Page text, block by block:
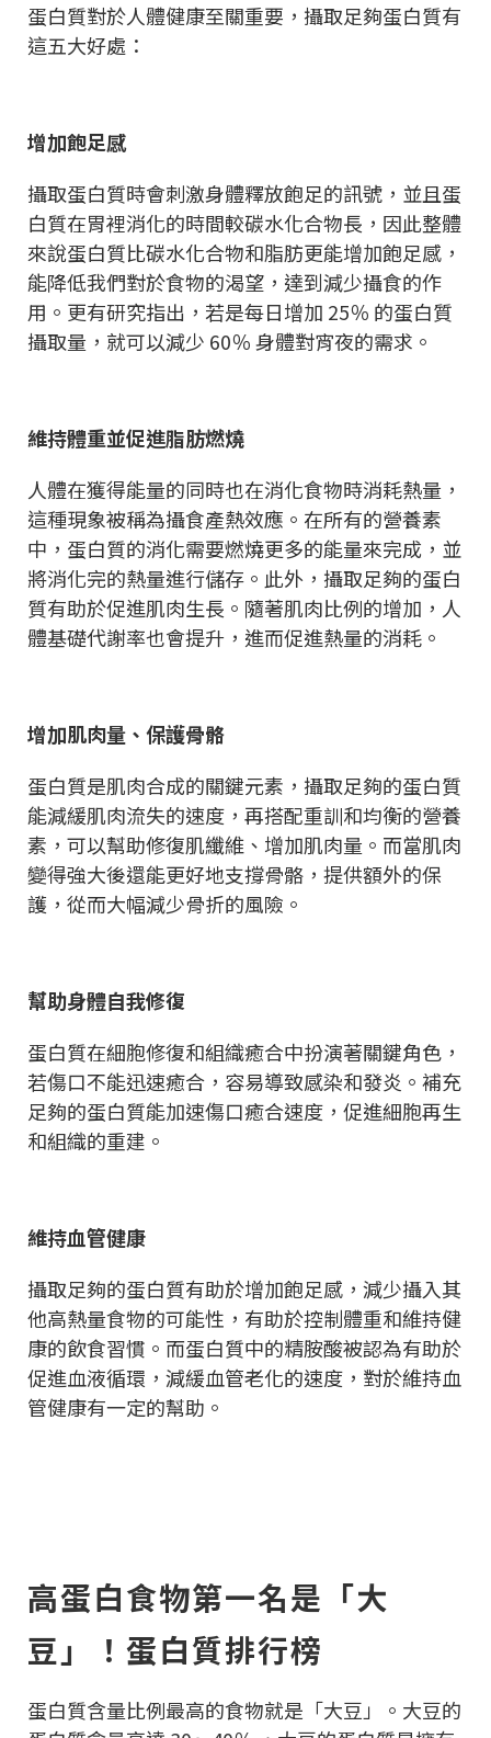
蛋白質對於人體健康至關重要，攝取足夠蛋白質有
這五大好處：
增加飽足感
攝取蛋白質時會刺激身體釋放飽足的訊號，並且蛋
白質在胃裡消化的時間較碳水化合物長，因此整體
來說蛋白質比碳水化合物和脂肪更能增加飽足感，
能降低我們對於食物的渴望，達到減少攝食的作
用。更有研究指出，若是每日增加 25％ 的蛋白質
攝取量，就可以減少 60％ 身體對宵夜的需求。
維持體重並促進脂肪燃燒
人體在獲得能量的同時也在消化食物時消耗熱量，
這種現象被稱為攝食產熱效應。在所有的營養素
中，蛋白質的消化需要燃燒更多的能量來完成，並
將消化完的熱量進行儲存。此外，攝取足夠的蛋白
質有助於促進肌肉生長。隨著肌肉比例的增加，人
體基礎代謝率也會提升，進而促進熱量的消耗。
增加肌肉量、保護骨骼
蛋白質是肌肉合成的關鍵元素，攝取足夠的蛋白質
能減緩肌肉流失的速度，再搭配重訓和均衡的營養
素，可以幫助修復肌纖維、增加肌肉量。而當肌肉
變得強大後還能更好地支撐骨骼，提供額外的保
護，從而大幅減少骨折的風險。
幫助身體自我修復
蛋白質在細胞修復和組織癒合中扮演著關鍵角色，
若傷口不能迅速癒合，容易導致感染和發炎。補充
足夠的蛋白質能加速傷口癒合速度，促進細胞再生
和組織的重建。
維持血管健康
攝取足夠的蛋白質有助於增加飽足感，減少攝入其
他高熱量食物的可能性，有助於控制體重和維持健
康的飲食習慣。而蛋白質中的精胺酸被認為有助於
促進血液循環，減緩血管老化的速度，對於維持血
管健康有一定的幫助。
高蛋白食物第一名是「大
豆」！蛋白質排行榜
蛋白質含量比例最高的食物就是「大豆」。大豆的